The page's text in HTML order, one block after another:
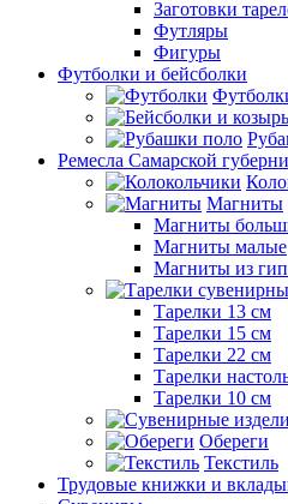
Заготовки
Футляры
Фигуры
Футболки и бейсболки
Ремесла Самарской
Магниты
Магниты
Магниты малые
Магниты из
Тарелки 13 см
Тарелки 15 см
Тарелки 22 см
Тарелки
Тарелки 10 см
Обереги
Текстиль
Трудовые книжки и